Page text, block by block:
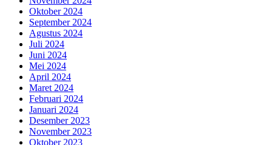
Oktober 2024
September 2024
Agustus 2024
Juli 2024
Juni 2024
Mei 2024
April 2024
Maret 2024
Februari 2024
Januari 2024
Desember 2023
November 2023
Oktober 2023